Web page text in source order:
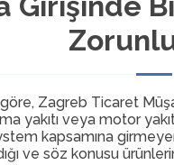
Zagreb Ticaret
yakıtı veya motor
kapsamına
ve söz konusu